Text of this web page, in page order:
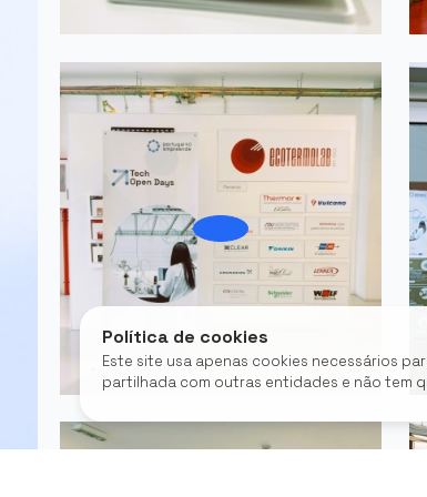
Política de cookies
Este site usa apenas cookies necessários
partilhada com outras entidades e não tem